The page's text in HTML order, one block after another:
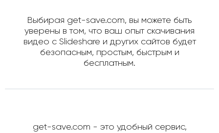
Выбирая get-save.com, вы можете быть
уверены в том, что ваш опыт скачивания
видео с Slideshare и других сайтов будет
безопасным, простым, быстрым и
бесплатным.
get-save.com - это удобный сервис,